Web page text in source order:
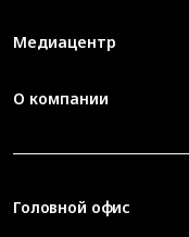
Медиацентр
О компании
Головной офис